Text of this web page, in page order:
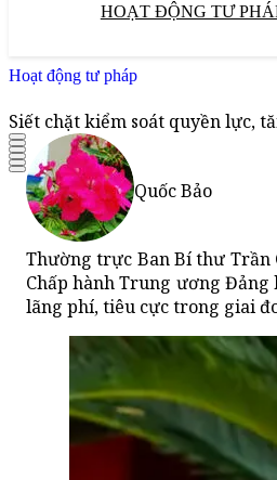
HOẠT ĐỘNG TƯ
Hoạt động tư pháp
Siết chặt kiểm soát quyền lực,
Quốc Bảo
Thường trực Ban Bí thư Trần
Chấp hành Trung ương Đảng
lãng phí, tiêu cực trong giai